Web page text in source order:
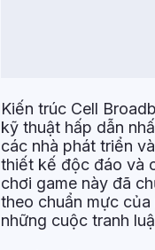
Kiến trúc Cell
kỹ thuật hấp dẫn
các nhà phát triển
thiết kế độc đáo và
chơi game này đã
theo chuẩn mực
những cuộc tranh